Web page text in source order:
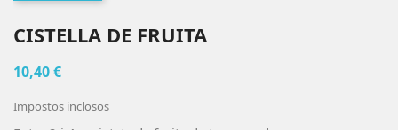
CISTELLA DE FRUITA
10,40 €
Impostos inclosos